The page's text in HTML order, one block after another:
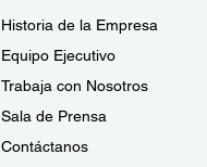
Historia de la Empresa
Equipo Ejecutivo
Trabaja con Nosotros
Sala de Prensa
Contáctanos